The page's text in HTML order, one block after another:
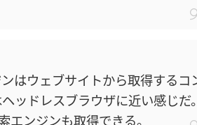
はウェブサイトから取得するコ
ッドレスブラウザに近い感じだ。
ンジンも取得できる。